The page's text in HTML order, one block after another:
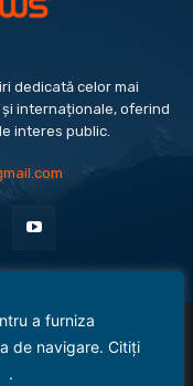
a furniza
de navigare. Citiți
.
dedicată celor mai
internaționale, oferind
interes public.
Social
Sport